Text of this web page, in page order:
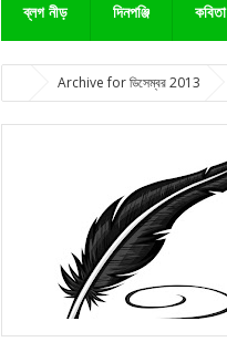
ব্লগ নীড় দিনপঞ্জি কবিতা
Archive for ডিসেম্বর 2013